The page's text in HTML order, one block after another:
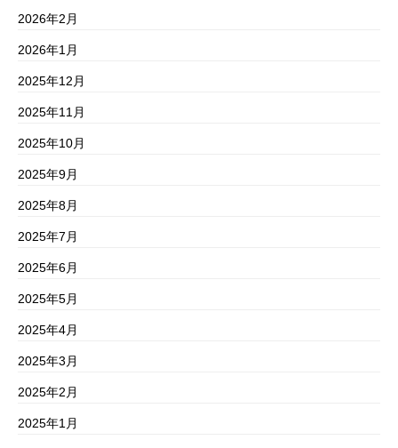
2026年2月
2026年1月
2025年12月
2025年11月
2025年10月
2025年9月
2025年8月
2025年7月
2025年6月
2025年5月
2025年4月
2025年3月
2025年2月
2025年1月